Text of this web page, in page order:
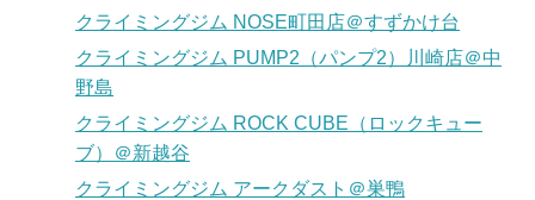
クライミングジム NOSE町田店＠すずかけ台
クライミングジム PUMP2（パンプ2）川崎店＠中
野島
クライミングジム ROCK CUBE（ロックキュー
ブ）＠新越谷
クライミングジム アークダスト＠巣鴨